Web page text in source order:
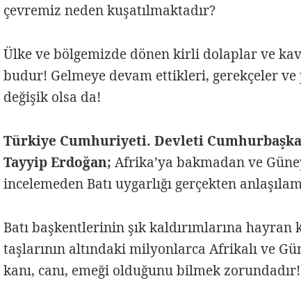
çevremiz neden kuşatılmaktadır?
Ülke ve bölgemizde dönen kirli dolaplar ve
budur! Gelmeye devam ettikleri, gerekçeler
değişik olsa da!
Türkiye Cumhuriyeti. Devleti
Tayyip Erdoğan; Afrika’ya bakmadan ve
incelemeden Batı uygarlığı gerçekten
Batı başkentlerinin şık kaldırımlarına hayran
taşlarının altındaki milyonlarca Afrikalı ve
kanı, canı, emeği olduğunu bilmek zorundadır!